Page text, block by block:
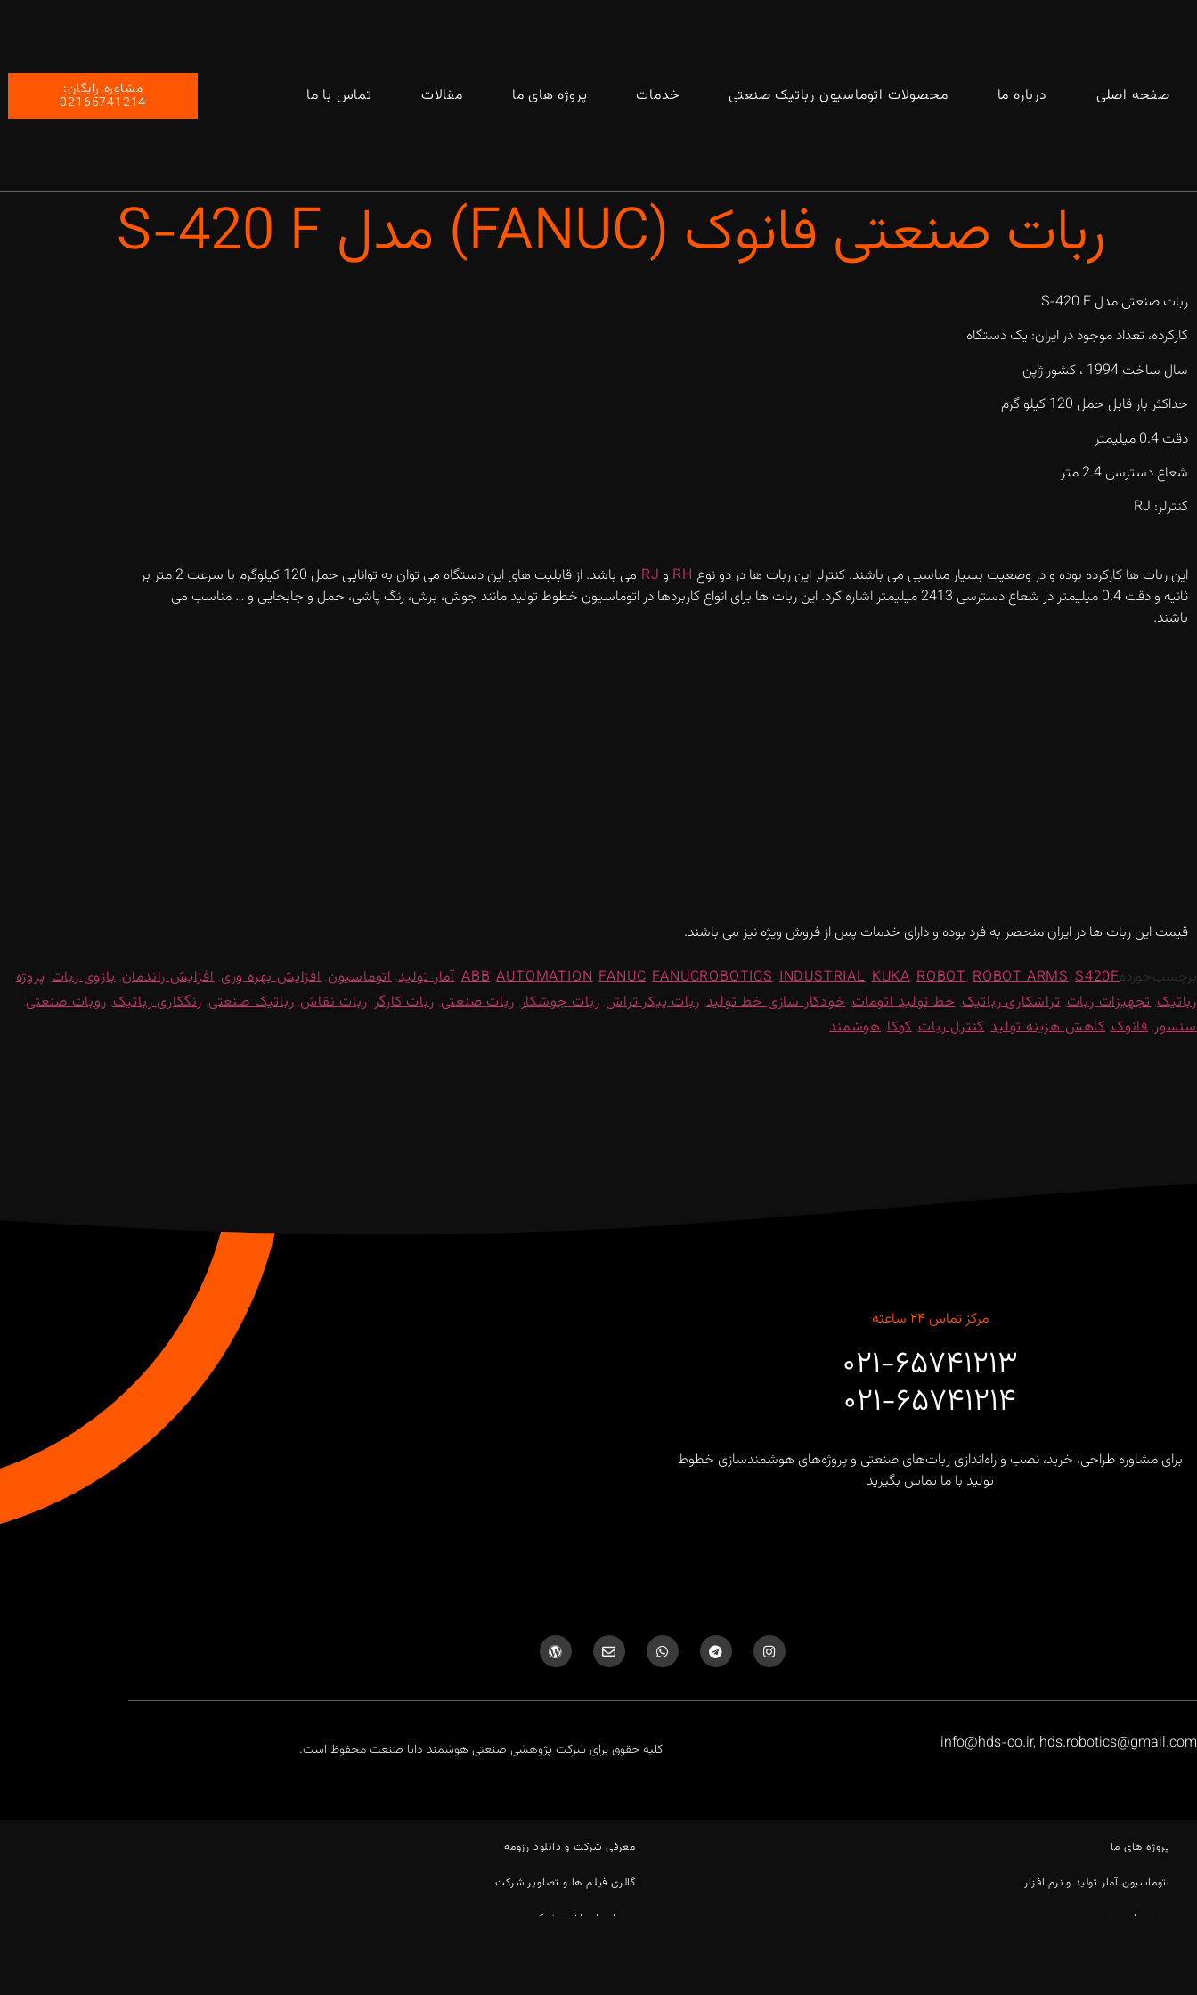
صفحه اصلی درباره ما محصولات اتوماسیون رباتیک صنعتی خدمات پروژه های ما مقالات تماس با ما مشاوره رایگان:
02165741214
ربات صنعتی فانوک (FANUC) مدل S-420 F
ربات صنعتی مدل S-420 F
کارکرده، تعداد موجود در ایران: یک دستگاه
سال ساخت 1994 ، کشور ژاپن
حداکثر بار قابل حمل 120 کیلو گرم
دقت 0.4 میلیمتر
شعاع دسترسی 2.4 متر
کنترلر: RJ
این ربات ها کارکرده بوده و در وضعیت بسیار مناسبی می باشند. کنترلر این ربات ها در دو نوع RH و RJ
می باشد. از قابلیت های این دستگاه می توان به توانایی حمل 120 کیلوگرم با سرعت 2 متر بر
ثانیه و دقت 0.4 میلیمتر در شعاع دسترسی 2413 میلیمتر اشاره کرد. این ربات ها برای انواع کاربردها در اتوماسیون خطوط تولید مانند جوش، برش، رنگ پاشی، حمل و جابجایی و … مناسب می
باشند.
قیمت این ربات ها در ایران منحصر به فرد بوده و دارای خدمات پس از فروش ویژه نیز می باشند.
برچسب خورده ABB,AUTOMATION,FANUC,FANUCROBOTICS,INDUSTRIAL,KUKA, ROBOT, ROBOT ARMS, S420F
,آمار تولید,اتوماسیون,افزایش بهره وری,افزایش راندمان,بازوی ربات,پروژه
رباتیک,تجهیزات ربات,تراشکاری رباتیک,خط تولید اتومات,خودکار سازی خط تولید, ربات پیکر تراش,ربات جوشکار, ربات صنعتی, ربات کارگر, ربات نقاش,رباتیک صنعتی, رنگکاری رباتیک, روبات صنعتی,
سنسور, فانوک, کاهش هزینه تولید,کنترل ربات,کوکا,هوشمند
مرکز تماس ۲۴ ساعته
۰۲۱-۶۵۷۴۱۲۱۳
۰۲۱-۶۵۷۴۱۲۱۴
برای مشاوره طراحی، خرید، نصب و راه‌اندازی ربات‌های صنعتی و پروژه‌های هوشمندسازی خطوط
تولید با ما تماس بگیرید
info@hds-co.ir, hds.robotics@gmail.com کلیه حقوق برای شرکت پژوهشی صنعتی هوشمند دانا صنعت محفوظ است.
پروژه های ما
اتوماسیون آمار تولید و نرم افزار
ربات های صنعتی
معرفی شرکت و دانلود رزومه
گالری فیلم ها و تصاویر شرکت
رویدادها و اخبار شرکت